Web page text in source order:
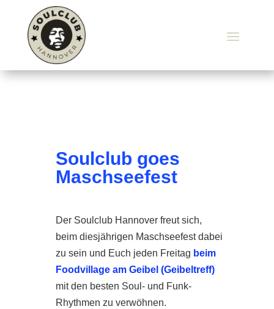
Soulclub goes
Maschseefest
Der Soulclub Hannover freut sich,
beim diesjährigen Maschseefest dabei
zu sein und Euch jeden Freitag beim
Foodvillage am Geibel (Geibeltreff)
mit den besten Soul- und Funk-
Rhythmen zu verwöhnen.